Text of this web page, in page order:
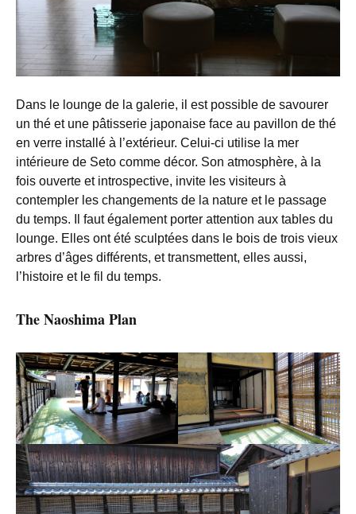
Dans le lounge de la galerie, il est possible de savourer
un thé et une pâtisserie japonaise face au pavillon de thé
en verre installé à l’extérieur. Celui-ci utilise la mer
intérieure de Seto comme décor. Son atmosphère, à la
fois ouverte et introspective, invite les visiteurs à
contempler les changements de la nature et le passage
du temps. Il faut également porter attention aux tables du
lounge. Elles ont été sculptées dans le bois de trois vieux
arbres d’âges différents, et transmettent, elles aussi,
l’histoire et le fil du temps.
The Naoshima Plan